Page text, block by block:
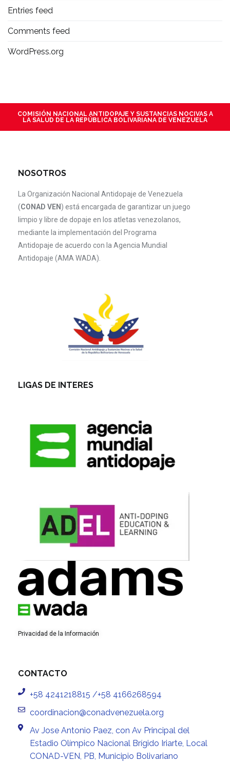
Entries feed
Comments feed
WordPress.org
COMISIÓN NACIONAL ANTIDOPAJE Y SUSTANCIAS NOCIVAS A
LA SALUD DE LA REPÚBLICA BOLIVARIANA DE VENEZUELA
NOSOTROS
La Organización Nacional Antidopaje de Venezuela
(CONAD VEN) está encargada de garantizar un juego
limpio y libre de dopaje en los atletas venezolanos,
mediante la implementación del Programa
Antidopaje de acuerdo con la Agencia Mundial
Antidopaje (AMA WADA).
LIGAS DE INTERES
Privacidad de la Información
CONTACTO
+58 4241218815 /+58 4166268594
coordinacion@conadvenezuela.org
Av Jose Antonio Paez, con Av Principal del
Estadio Olímpico Nacional Brígido Iriarte, Local
CONAD-VEN, PB, Municipio Bolivariano